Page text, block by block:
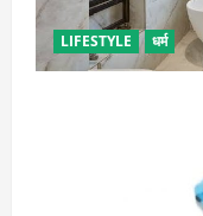
LIFESTYLE धर्म